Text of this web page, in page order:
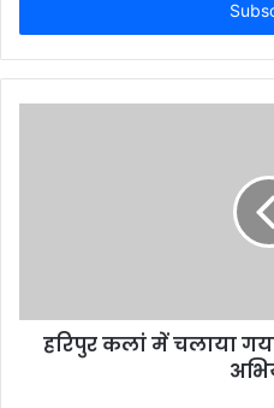
हरिपुर कलां में चलाया